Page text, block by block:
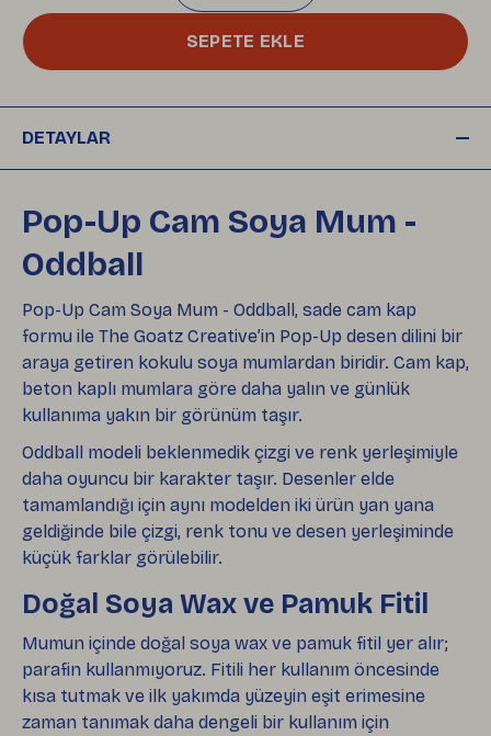
SEPETE EKLE
DETAYLAR
Pop-Up Cam Soya Mum -
Oddball
Pop-Up Cam Soya Mum - Oddball, sade cam kap
formu ile The Goatz Creative’in Pop-Up desen dilini bir
araya getiren kokulu soya mumlardan biridir. Cam kap,
beton kaplı mumlara göre daha yalın ve günlük
kullanıma yakın bir görünüm taşır.
Oddball modeli beklenmedik çizgi ve renk yerleşimiyle
daha oyuncu bir karakter taşır. Desenler elde
tamamlandığı için aynı modelden iki ürün yan yana
geldiğinde bile çizgi, renk tonu ve desen yerleşiminde
küçük farklar görülebilir.
Doğal Soya Wax ve Pamuk Fitil
Mumun içinde doğal soya wax ve pamuk fitil yer alır;
parafin kullanmıyoruz. Fitili her kullanım öncesinde
kısa tutmak ve ilk yakımda yüzeyin eşit erimesine
zaman tanımak daha dengeli bir kullanım için